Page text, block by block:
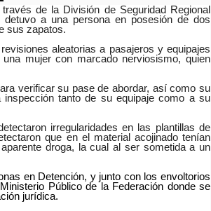
de la División de Seguridad Regional
a una persona en posesión de dos
sus zapatos.
aleatorias a pasajeros y equipajes
mujer con marcado nerviosismo, quien
verificar su pase de abordar, así como su
tanto de su equipaje como a su
irregularidades en las plantillas de
que en el material acojinado tenían
droga, la cual al ser sometida a un
en Detención, y junto con los envoltorios
Público de la Federación donde se
jurídica.